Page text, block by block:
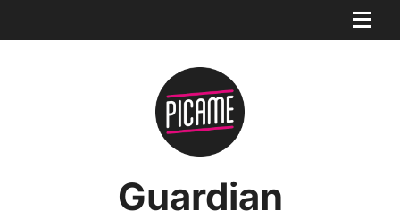
Guardian